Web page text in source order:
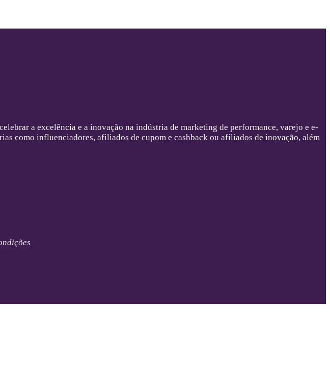
a excelência e a inovação na indústria de marketing de performance, varejo e e-
como influenciadores, afiliados de cupom e cashback ou afiliados de inovação, além